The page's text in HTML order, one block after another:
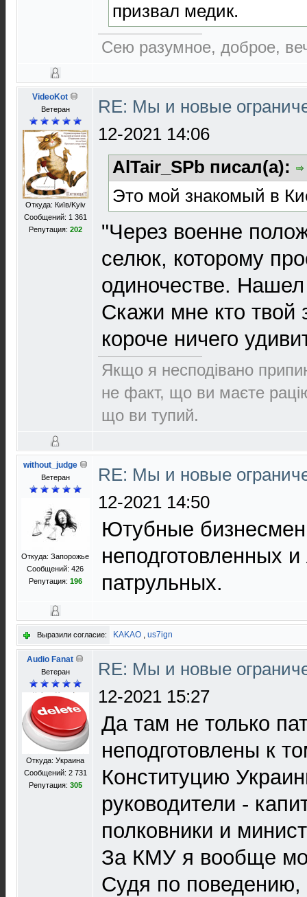
призвал медик.
Сею разумное, доброе,
VideoKot
Ветеран
Откуда: Київ/Kyiv
Сообщений: 1 361
Репутация: 202
RE: Мы и новые
12-2021 14:06
AlTair_SPb писал(а):
Это мой знакомый в
"Через военне
селюк, которому
одиночестве.
Скажи мне кто твой
короче ничего
Якщо я несподівано
не факт, що ви маєте
що ви тупий.
without_judge
Ветеран
Откуда: Запорожье
Сообщений: 426
Репутация: 196
RE: Мы и новые
12-2021 14:50
Ютубные
неподготовленных
патрульных.
Выразили согласие: KAKAO , us7ign
Audio Fanat
Ветеран
Откуда: Украина
Сообщений: 2 731
Репутация: 305
RE: Мы и новые
12-2021 15:27
Да там не только
неподготовлены к
Конституцию
руководители -
полковники и
За КМУ я вообще
Судя по